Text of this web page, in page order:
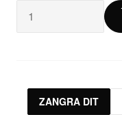
cameron.bl
bleu
ZANGRA DIT